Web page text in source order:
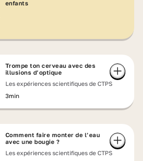
enfants
Trompe ton cerveau avec des
illusions d’optique
Les expériences scientifiques de CTPS
3min
Comment faire monter de l’eau
avec une bougie ?
Les expériences scientifiques de CTPS